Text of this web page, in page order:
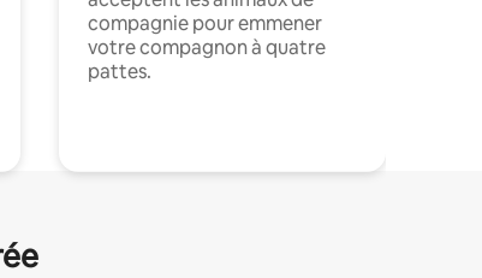
compagnie pour emmener
votre compagnon à quatre
pattes.